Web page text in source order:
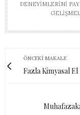
DENEYIMLERINI
ÖNCEKI MAKALE
Fazla Kimyasal